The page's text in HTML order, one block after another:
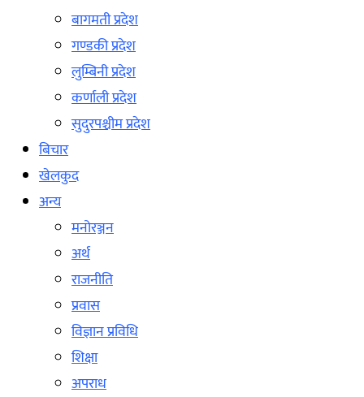
बागमती प्रदेश
गण्डकी प्रदेश
लुम्बिनी प्रदेश
कर्णाली प्रदेश
सुदुरपश्चीम प्रदेश
बिचार
खेलकुद
अन्य
मनोरञ्जन
अर्थ
राजनीति
प्रवास
विज्ञान प्रविधि
शिक्षा
अपराध